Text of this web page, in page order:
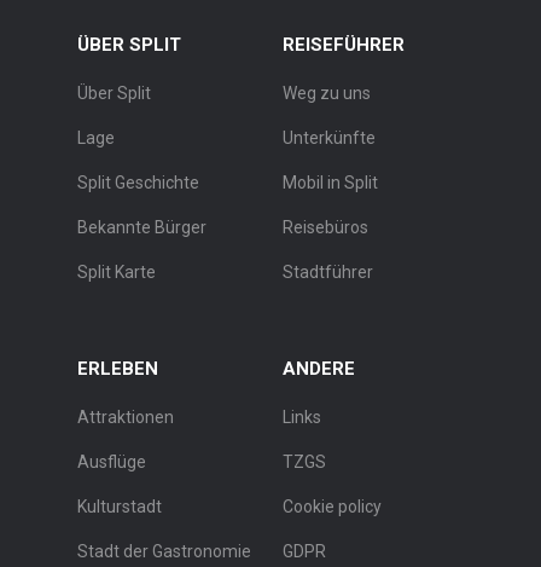
ÜBER SPLIT
Über Split
Lage
Split Geschichte
Bekannte Bürger
Split Karte
REISEFÜHRER
Weg zu uns
Unterkünfte
Mobil in Split
Reisebüros
Stadtführer
ERLEBEN
Attraktionen
Ausflüge
Kulturstadt
Stadt der Gastronomie
ANDERE
Links
TZGS
Cookie policy
GDPR